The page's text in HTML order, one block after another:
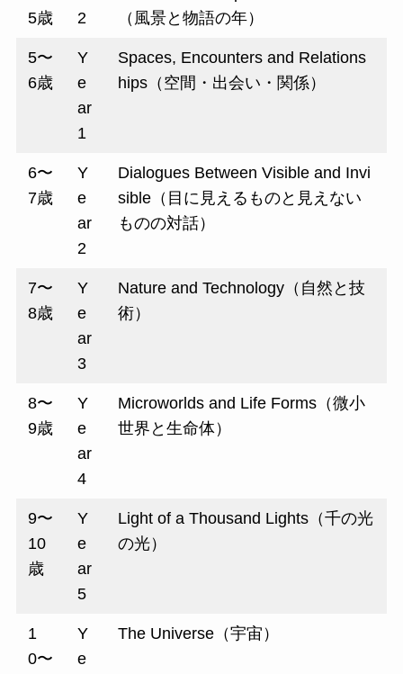
5歳
2
（風景と物語の年）
5〜
6歳
Y
e
ar
1
Spaces, Encounters and Relations
hips（空間・出会い・関係）
6〜
7歳
Y
e
ar
2
Dialogues Between Visible and Invi
sible（目に見えるものと見えない
ものの対話）
7〜
8歳
Y
e
ar
3
Nature and Technology（自然と技
術）
8〜
9歳
Y
e
ar
4
Microworlds and Life Forms（微小
世界と生命体）
9〜
10
歳
Y
e
ar
5
Light of a Thousand Lights（千の光
の光）
1
0〜
Y
e
The Universe（宇宙）